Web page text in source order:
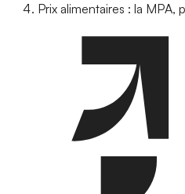
Prix alimentaires : la MPA,